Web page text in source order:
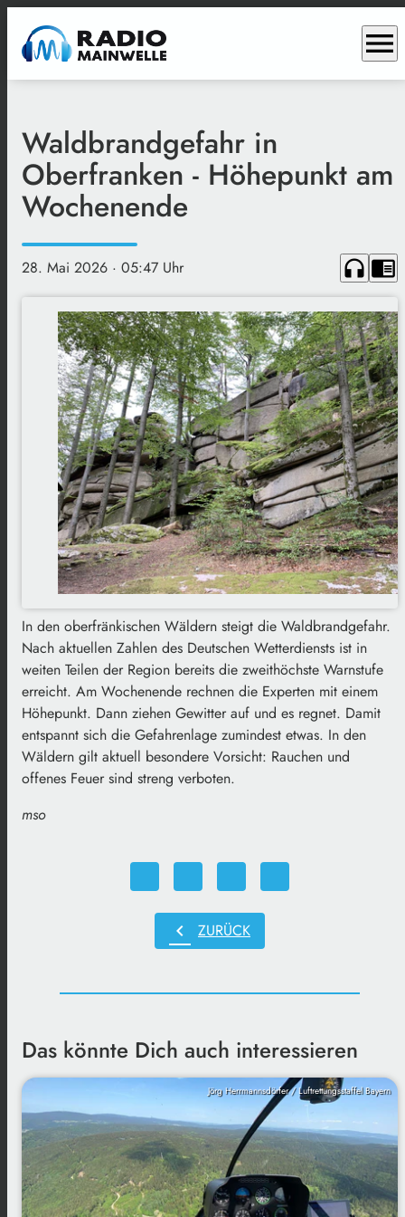
menu
Waldbrandgefahr in
Oberfranken - Höhepunkt am
Wochenende
28. Mai 2026 · 05:47 Uhr headphones chrome_reader_mode
In den oberfränkischen Wäldern steigt die Waldbrandgefahr.
Nach aktuellen Zahlen des Deutschen Wetterdiensts ist in
weiten Teilen der Region bereits die zweithöchste Warnstufe
erreicht. Am Wochenende rechnen die Experten mit einem
Höhepunkt. Dann ziehen Gewitter auf und es regnet. Damit
entspannt sich die Gefahrenlage zumindest etwas. In den
Wäldern gilt aktuell besondere Vorsicht: Rauchen und
offenes Feuer sind streng verboten.
mso
chevron_left ZURÜCK
Das könnte Dich auch interessieren
Jörg Herrmannsdörfer / Luftrettungsstaffel Bayern